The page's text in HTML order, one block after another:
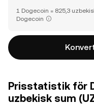
1 Dogecoin = 825,3
Dogecoin
Prisstatistik för
uzbekisk sum